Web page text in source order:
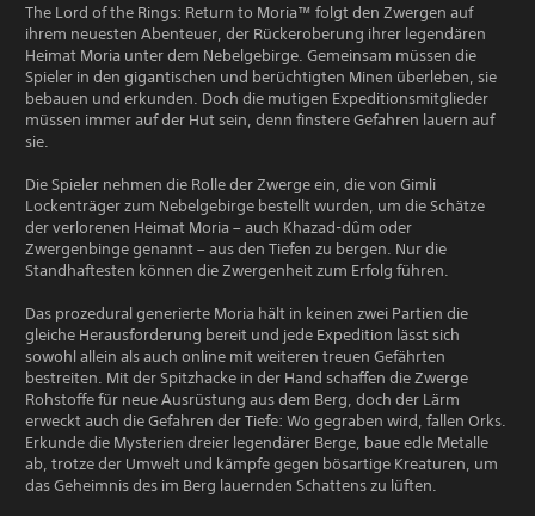
The Lord of the Rings: Return to Moria™ folgt den Zwergen auf
ihrem neuesten Abenteuer, der Rückeroberung ihrer legendären
Heimat Moria unter dem Nebelgebirge. Gemeinsam müssen die
Spieler in den gigantischen und berüchtigten Minen überleben, sie
bebauen und erkunden. Doch die mutigen Expeditionsmitglieder
müssen immer auf der Hut sein, denn finstere Gefahren lauern auf
sie.
Die Spieler nehmen die Rolle der Zwerge ein, die von Gimli
Lockenträger zum Nebelgebirge bestellt wurden, um die Schätze
der verlorenen Heimat Moria – auch Khazad-dûm oder
Zwergenbinge genannt – aus den Tiefen zu bergen. Nur die
Standhaftesten können die Zwergenheit zum Erfolg führen.
Das prozedural generierte Moria hält in keinen zwei Partien die
gleiche Herausforderung bereit und jede Expedition lässt sich
sowohl allein als auch online mit weiteren treuen Gefährten
bestreiten. Mit der Spitzhacke in der Hand schaffen die Zwerge
Rohstoffe für neue Ausrüstung aus dem Berg, doch der Lärm
erweckt auch die Gefahren der Tiefe: Wo gegraben wird, fallen Orks.
Erkunde die Mysterien dreier legendärer Berge, baue edle Metalle
ab, trotze der Umwelt und kämpfe gegen bösartige Kreaturen, um
das Geheimnis des im Berg lauernden Schattens zu lüften.